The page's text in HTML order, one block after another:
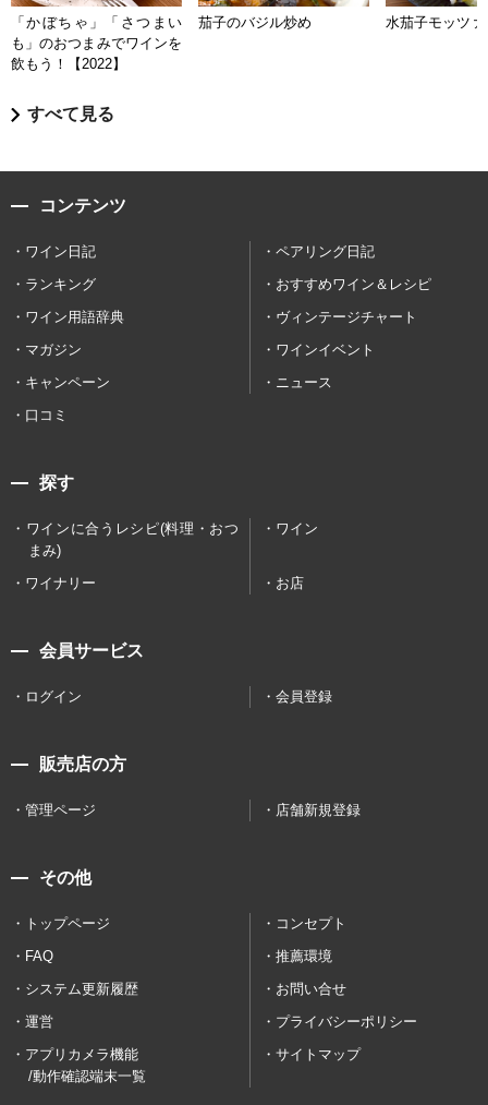
「かぼちゃ」「さつまい
も」のおつまみでワインを
飲もう！【2022】
茄子のバジル炒め 水茄子モッツァ
すべて見る
コンテンツ
ワイン日記
ペアリング日記
ランキング
おすすめワイン＆レシピ
ワイン用語辞典
ヴィンテージチャート
マガジン
ワインイベント
キャンペーン
ニュース
口コミ
探す
ワインに合うレシピ(料理・おつ
まみ)
ワイン
ワイナリー お店
会員サービス
ログイン 会員登録
販売店の方
管理ページ 店舗新規登録
その他
トップページ
コンセプト
FAQ
推薦環境
システム更新履歴
お問い合せ
運営
プライバシーポリシー
アプリカメラ機能
/動作確認端末一覧
サイトマップ